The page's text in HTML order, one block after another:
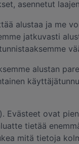
asennetut
alustaa ja me
jatkuvasti
alustan
ovat
tietää
mitä tietoja